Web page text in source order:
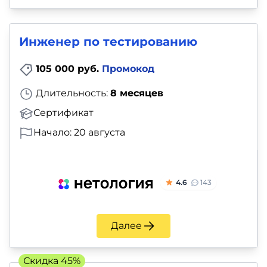
Инженер по тестированию
105 000 руб. Промокод
Длительность: 8 месяцев
Сертификат
Начало: 20 августа
4.6 143
Далее
Скидка 45%